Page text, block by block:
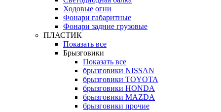
Ходовые огни
Фонари габаритные
Фонари задние грузовые
ПЛАСТИК
Показать все
Брызговики
Показать все
брызговики NISSAN
брызговики TOYOTA
брызговики HONDA
брызговики MAZDA
брызговики прочие